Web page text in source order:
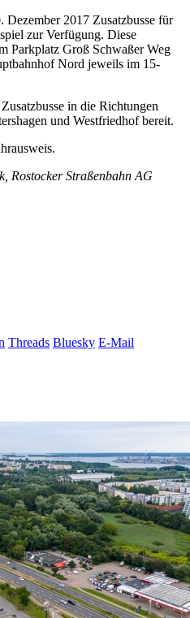
2017 Zusatzbusse für
zur Verfügung. Diese
Parkplatz Groß Schwaßer Weg
Nord jeweils im 15-
in die Richtungen
und Westfriedhof bereit.
Rostocker Straßenbahn AG
Threads Bluesky E-Mail